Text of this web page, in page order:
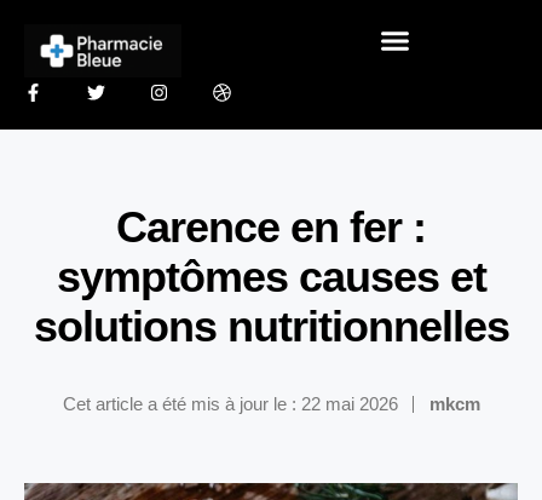
Carence en fer :
symptômes causes et
solutions nutritionnelles
Cet article a été mis à jour le : 22 mai 2026 mkcm